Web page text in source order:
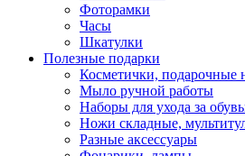
Фоторамки
Часы
Шкатулки
Полезные подарки
Косметички, подарочные
Мыло ручной работы
Наборы для ухода за
Ножи складные,
Разные аксессуары